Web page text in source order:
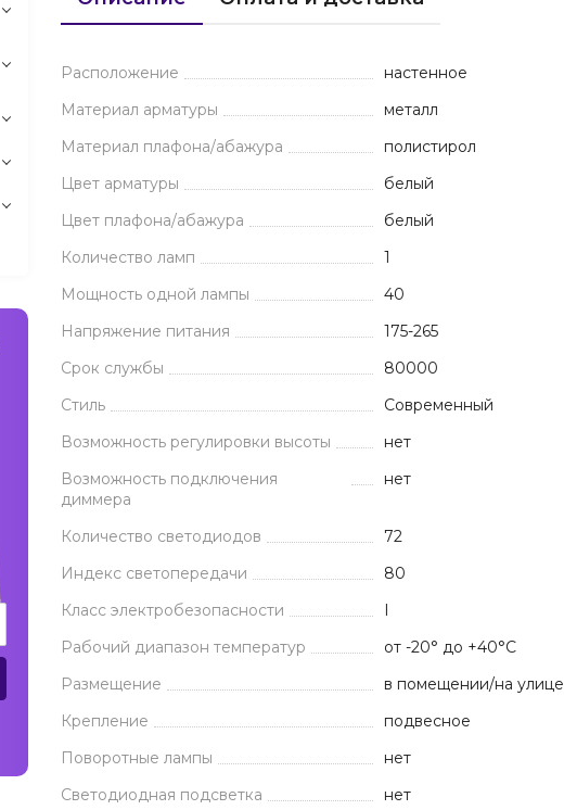
Расположение
настенное
Материал арматуры
металл
Материал плафона/абажура
полистирол
Цвет арматуры
белый
Цвет плафона/абажура
белый
Количество ламп
1
Мощность одной лампы
40
Напряжение питания
175-265
Срок службы
80000
Стиль
Современный
Возможность регулировки высоты
нет
Возможность подключения
диммера
нет
Количество светодиодов
72
Индекс светопередачи
80
Класс электробезопасности
I
Рабочий диапазон температур
от -20° до +40°С
Размещение
в помещении/на улице
Крепление
подвесное
Поворотные лампы
нет
Светодиодная подсветка
нет